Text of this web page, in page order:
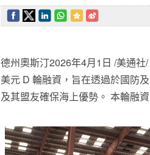
德州奧斯汀2026年4月1日 /美通社
美元 D 輪融資，旨在透過於國防
及其盟友確保海上優勢。 本輪融